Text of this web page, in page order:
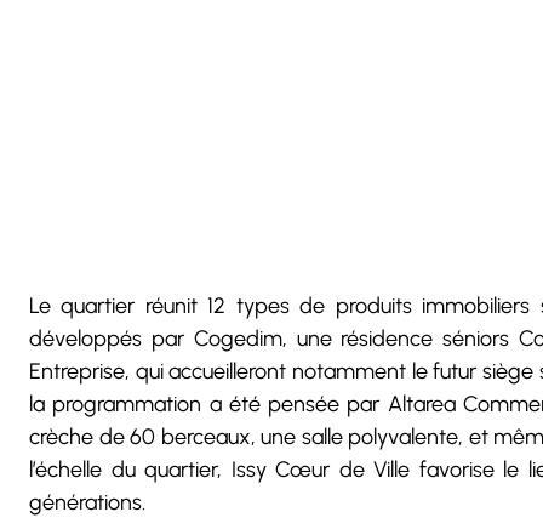
Le quartier réunit 12 types de produits
développés par Cogedim, une résidence séniors
Entreprise, qui accueilleront notamment le futur
la programmation a été pensée par Altarea
crèche de 60 berceaux, une salle polyvalente, et
l’échelle du quartier, Issy Cœur de Ville favorise
générations.